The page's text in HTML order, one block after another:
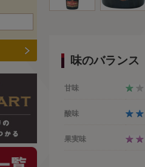
味のバランス
甘味
酸味
果実味